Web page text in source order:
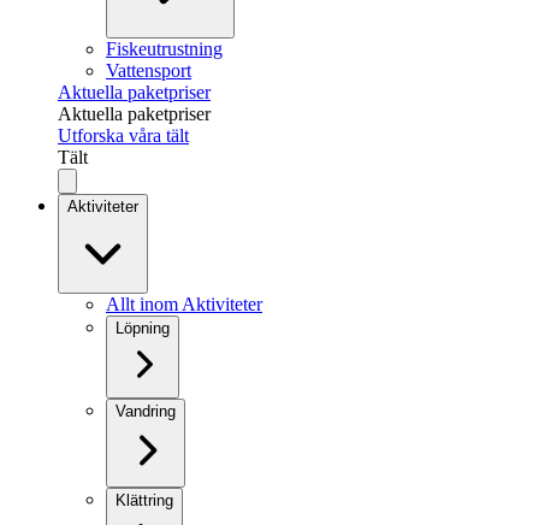
Fiskeutrustning
Vattensport
Aktuella paketpriser
Aktuella paketpriser
Utforska våra tält
Tält
Aktiviteter
Allt inom Aktiviteter
Löpning
Vandring
Klättring